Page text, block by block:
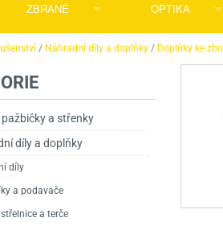
ZBRANĚ
Vzduchovky Vzduchovky na
Příslušenství pro
Vzduchovky
Vzduchové pistole a revolvery
Pružinové pistole
Plynové pistole a revolvery
Perkusní zbraně
Zbraně na ZP
Pušky
Nože Nože s pevnou
OPTIKA
Puškohledy
Dalekohledy a
/ Náhradní díly a doplňky / Doplňky ke
pažbičky a střenky
díly a doplňky
díly
a podavače
střelnice a terče